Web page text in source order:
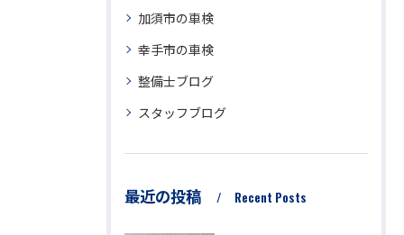
加須市の車検
幸手市の車検
整備士ブログ
スタッフブログ
最近の投稿 Recent Posts